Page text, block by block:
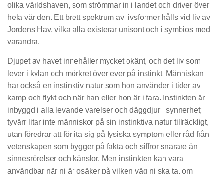
olika världshaven, som strömmar in i landet och driver över
hela världen. Ett brett spektrum av livsformer hålls vid liv av
Jordens Hav, vilka alla existerar unisont och i symbios med
varandra.
Djupet av havet innehåller mycket okänt, och det liv som
lever i kylan och mörkret överlever på instinkt. Människan
har också en instinktiv natur som hon använder i tider av
kamp och flykt och när han eller hon är i fara. Instinkten är
inbyggd i alla levande varelser och däggdjur i synnerhet;
tyvärr litar inte människor på sin instinktiva natur tillräckligt,
utan föredrar att förlita sig på fysiska symptom eller råd från
vetenskapen som bygger på fakta och siffror snarare än
sinnesrörelser och känslor. Men instinkten kan vara
användbar när ni är osäker på vilken väg ni ska ta, om